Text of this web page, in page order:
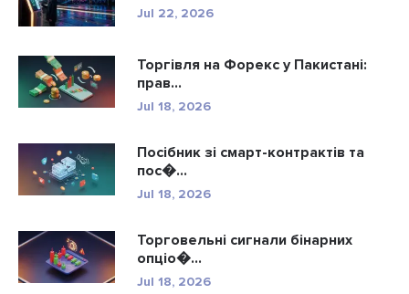
Jul 22, 2026
Торгівля на Форекс у Пакистані:
прав...
Jul 18, 2026
Посібник зі смарт-контрактів та
пос�...
Jul 18, 2026
Торговельні сигнали бінарних
опціо�...
Jul 18, 2026